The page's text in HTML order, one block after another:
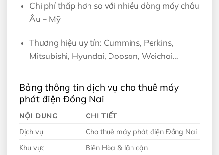
Chi phí thấp hơn so với nhiều dòng máy châu
Âu – Mỹ
Thương hiệu uy tín: Cummins, Perkins,
Mitsubishi, Hyundai, Doosan, Weichai…
Bảng thông tin dịch vụ cho thuê máy
phát điện Đồng Nai
NỘI DUNG
CHI TIẾT
Dịch vụ
Cho thuê máy phát điện Đồng Nai
Khu vực
Biên Hòa & lân cận